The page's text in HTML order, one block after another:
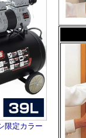
限定カラー